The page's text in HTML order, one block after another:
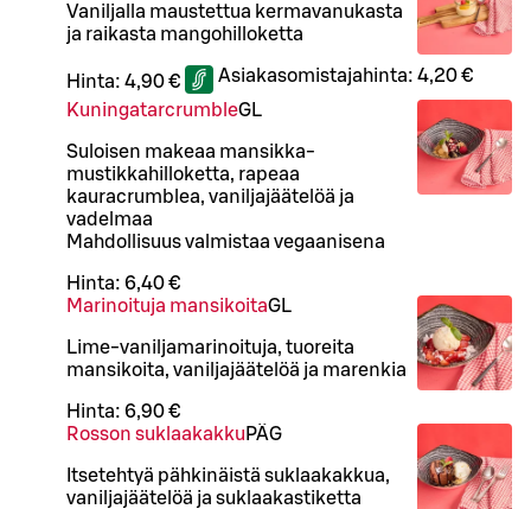
Vaniljalla maustettua kermavanukasta
ja raikasta mangohilloketta
Hinta: 4,90 € Asiakasomistajahinta: 4,20 €
KuningatarcrumbleGL
Suloisen makeaa mansikka-
mustikkahilloketta, rapeaa
kauracrumblea, vaniljajäätelöä ja
vadelmaa
Mahdollisuus valmistaa vegaanisena
Hinta: 6,40 €
Marinoituja mansikoitaGL
Lime-vaniljamarinoituja, tuoreita
mansikoita, vaniljajäätelöä ja marenkia
Hinta: 6,90 €
Rosson suklaakakku PÄG
Itsetehtyä pähkinäistä suklaakakkua,
vaniljajäätelöä ja suklaakastiketta